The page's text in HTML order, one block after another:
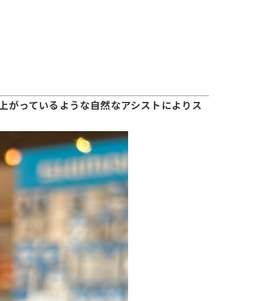
がっているような自然なアシストによりス